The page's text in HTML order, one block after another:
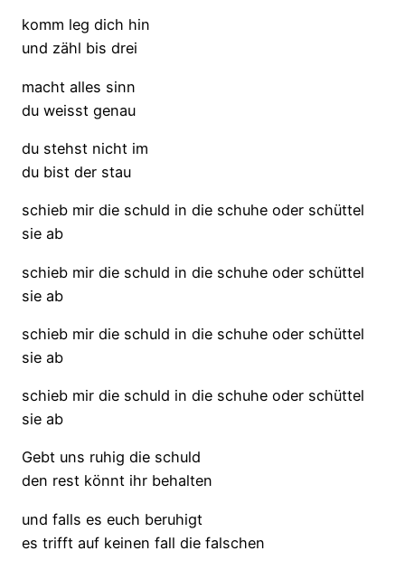
komm leg dich hin
und zähl bis drei
macht alles sinn
du weisst genau
du stehst nicht im
du bist der stau
schieb mir die schuld in die schuhe oder schüttel
sie ab
schieb mir die schuld in die schuhe oder schüttel
sie ab
schieb mir die schuld in die schuhe oder schüttel
sie ab
schieb mir die schuld in die schuhe oder schüttel
sie ab
Gebt uns ruhig die schuld
den rest könnt ihr behalten
und falls es euch beruhigt
es trifft auf keinen fall die falschen